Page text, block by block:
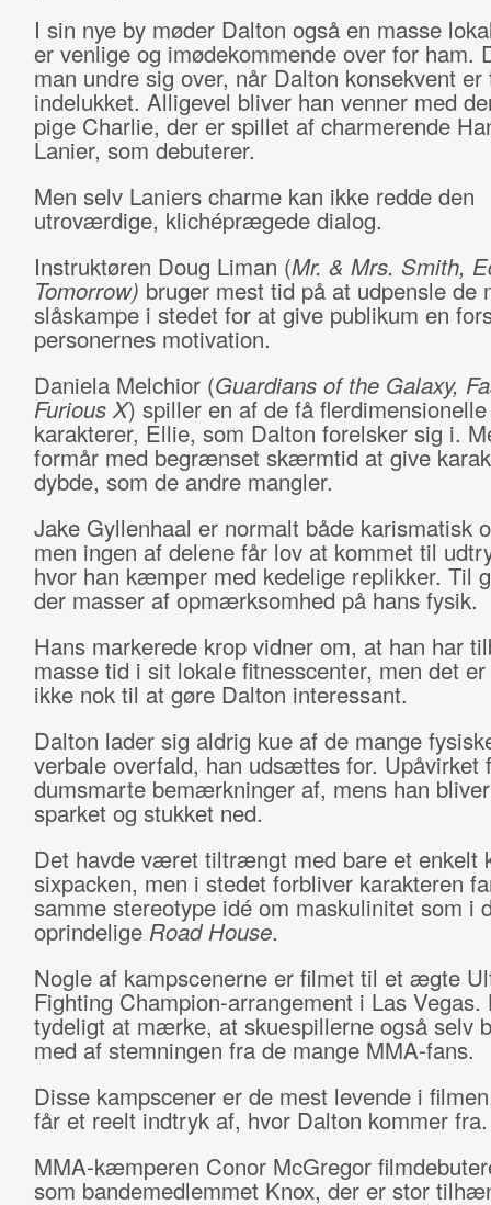
I sin nye by møder Dalton også en masse
er venlige og imødekommende over for ham.
man undre sig over, når Dalton konsekvent
indelukket. Alligevel bliver han venner med
pige Charlie, der er spillet af charmerende
Lanier, som debuterer.
Men selv Laniers charme kan ikke redde den
utroværdige, klichéprægede dialog.
Instruktøren Doug Liman (Mr. & Mrs. Smith,
Tomorrow) bruger mest tid på at udpensle de
slåskampe i stedet for at give publikum en
personernes motivation.
Daniela Melchior (Guardians of the Galaxy,
Furious X) spiller en af de få flerdimensionelle
karakterer, Ellie, som Dalton forelsker sig i.
formår med begrænset skærmtid at give
dybde, som de andre mangler.
Jake Gyllenhaal er normalt både karismatisk
men ingen af delene får lov at kommet til
hvor han kæmper med kedelige replikker. Til
der masser af opmærksomhed på hans fysik.
Hans markerede krop vidner om, at han har
masse tid i sit lokale fitnesscenter, men det
ikke nok til at gøre Dalton interessant.
Dalton lader sig aldrig kue af de mange
verbale overfald, han udsættes for. Upåvirket
dumsmarte bemærkninger af, mens han
sparket og stukket ned.
Det havde været tiltrængt med bare et enkelt
sixpacken, men i stedet forbliver karakteren
samme stereotype idé om maskulinitet som i
oprindelige Road House.
Nogle af kampscenerne er filmet til et ægte
Fighting Champion-arrangement i Las Vegas.
tydeligt at mærke, at skuespillerne også selv
med af stemningen fra de mange MMA-fans.
Disse kampscener er de mest levende i
får et reelt indtryk af, hvor Dalton kommer
MMA-kæmperen Conor McGregor
som bandemedlemmet Knox, der er stor